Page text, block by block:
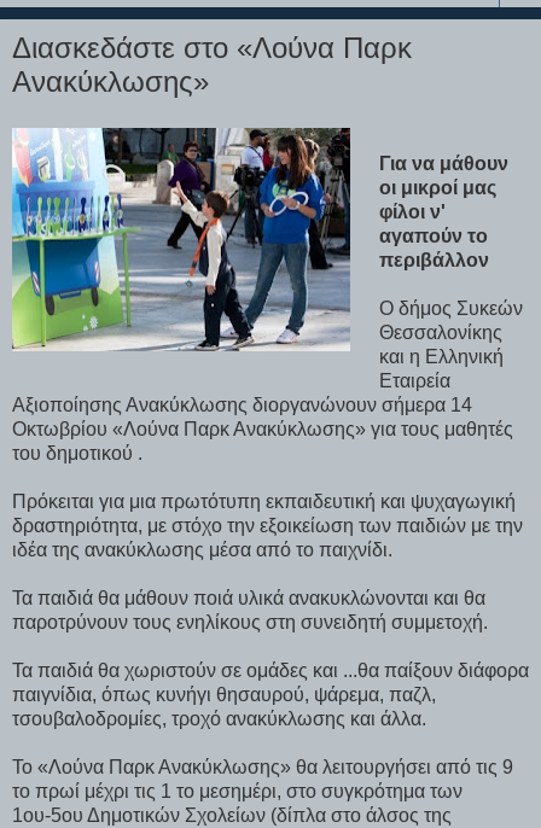
Διασκεδάστε στο «Λούνα Παρκ
Ανακύκλωσης»
Για να μάθουν
οι μικροί μας
φίλοι ν'
αγαπούν το
περιβάλλον
Ο δήμος Συκεών
Θεσσαλονίκης
και η Ελληνική
Εταιρεία
Αξιοποίησης Ανακύκλωσης διοργανώνουν σήμερα 14
Οκτωβρίου «Λούνα Παρκ Ανακύκλωσης» για τους μαθητές
του δημοτικού .
Πρόκειται για μια πρωτότυπη εκπαιδευτική και ψυχαγωγική
δραστηριότητα, με στόχο την εξοικείωση των παιδιών με την
ιδέα της ανακύκλωσης μέσα από το παιχνίδι.
Τα παιδιά θα μάθουν ποιά υλικά ανακυκλώνονται και θα
παροτρύνουν τους ενηλίκους στη συνειδητή συμμετοχή.
Τα παιδιά θα χωριστούν σε ομάδες και ...θα παίξουν διάφορα
παιγνίδια, όπως κυνήγι θησαυρού, ψάρεμα, παζλ,
τσουβαλοδρομίες, τροχό ανακύκλωσης και άλλα.
Το «Λούνα Παρκ Ανακύκλωσης» θα λειτουργήσει από τις 9
το πρωί μέχρι τις 1 το μεσημέρι, στο συγκρότημα των
1ου-5ου Δημοτικών Σχολείων (δίπλα στο άλσος της